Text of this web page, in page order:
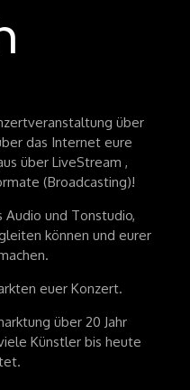
über
das Internet eure
über LiveStream ,
(Broadcasting)!
und Tonstudio,
können und eurer
euer Konzert.
über 20 Jahr
Künstler bis heute